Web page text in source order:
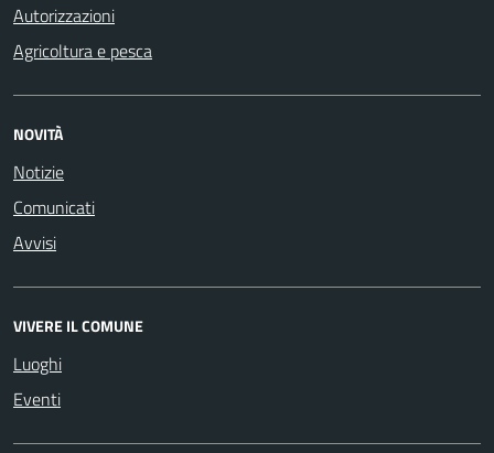
Autorizzazioni
Agricoltura e pesca
NOVITÀ
Notizie
Comunicati
Avvisi
VIVERE IL COMUNE
Luoghi
Eventi